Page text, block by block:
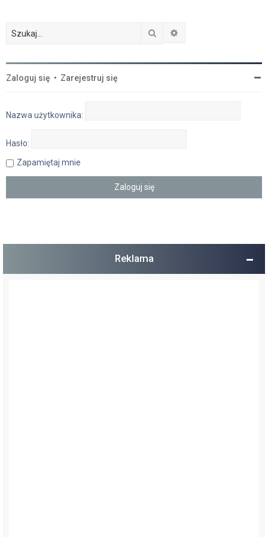
Szukaj
Zaloguj się • Zarejestruj się
Nazwa użytkownika:
Hasło:
Zapamiętaj mnie
Reklama